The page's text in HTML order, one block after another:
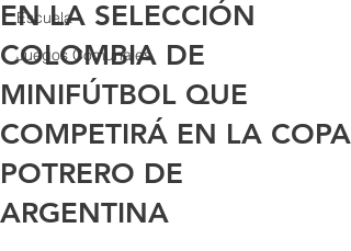
Escuela
Juegos Comunales
EN LA SELECCIÓN
COLOMBIA DE
MINIFÚTBOL QUE
COMPETIRÁ EN LA COPA
POTRERO DE
ARGENTINA